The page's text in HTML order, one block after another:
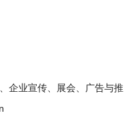
企业宣传、展会、广告与推